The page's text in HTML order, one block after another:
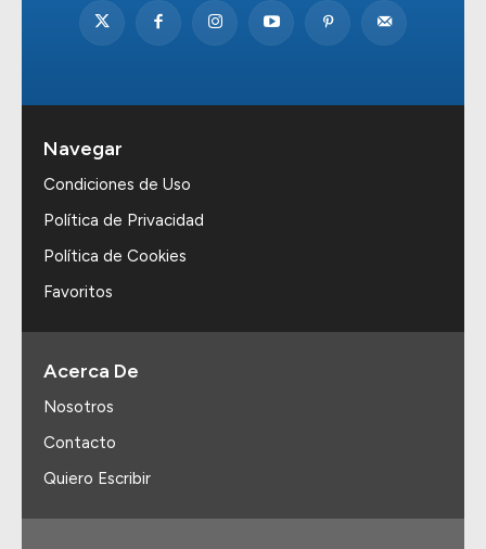
Navegar
Condiciones de Uso
Política de Privacidad
Política de Cookies
Favoritos
Acerca De
Nosotros
Contacto
Quiero Escribir